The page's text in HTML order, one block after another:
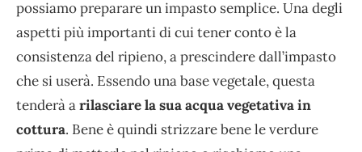
possiamo preparare un impasto semplice. Una degli
aspetti più importanti di cui tener conto è la
consistenza del ripieno, a prescindere dall’impasto
che si userà. Essendo una base vegetale, questa
tenderà arilasciare la sua acqua vegetativa in
cottura. Bene è quindi strizzare bene le verdure